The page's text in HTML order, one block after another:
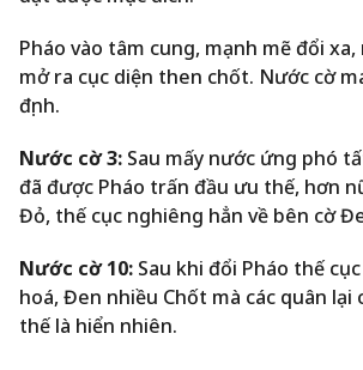
Pháo vào tâm cung, mạnh mẽ đổi
mở ra cục diện then chốt. Nước cờ
định.
Nước cờ 3: Sau mấy nước ứng phó
đã được Pháo trấn đầu ưu thế, hơn
Đỏ, thế cục nghiêng hẳn về bên cờ
Nước cờ 10: Sau khi đổi Pháo thế
hoá, Đen nhiều Chốt mà các quân lại
thế là hiển nhiên.